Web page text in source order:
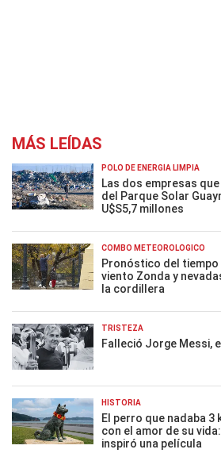
MÁS LEÍDAS
POLO DE ENERGÍA LIMPIA
Las dos empresas
del Parque Solar
U$S5,7 millones
COMBO METEOROLÓGICO
Pronóstico del
viento Zonda y
la cordillera
TRISTEZA
Falleció Jorge Messi,
HISTORIA
El perro que nadaba
con el amor de su
inspiró una película